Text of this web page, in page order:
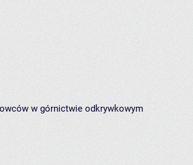
w górnictwie odkrywkowym